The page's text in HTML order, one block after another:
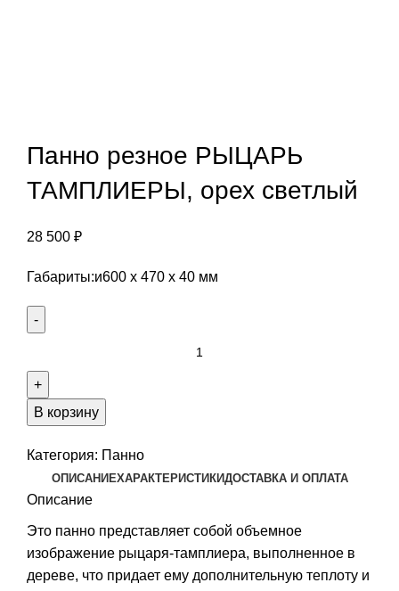
Панно резное РЫЦАРЬ
ТАМПЛИЕРЫ, орех светлый
28 500 ₽
Габариты:и600 х 470 х 40 мм
резное
РЫЦАРЬ
орех
светлый
В корзину
Категория: Панно
ОПИСАНИЕХАРАКТЕРИСТИКИДОСТАВКА И ОПЛАТА
Описание
Это панно представляет собой объемное
изображение рыцаря-тамплиера, выполненное в
дереве, что придает ему дополнительную теплоту и